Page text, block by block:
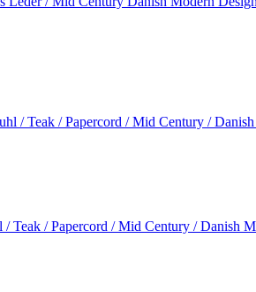
Teak / Papercord / Mid Century / Danish